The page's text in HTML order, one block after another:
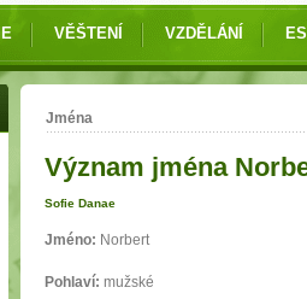
VĚŠTENÍ VZDĚLÁNÍ
Jste zde
Jména
Význam jména
Sofie Danae
Jméno: Norbert
Pohlaví: mužské